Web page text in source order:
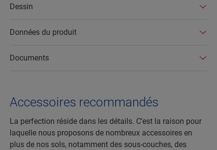
Dessin
Données du produit
Documents
Accessoires recommandés
La perfection réside dans les détails. C’est la raison pour
laquelle nous proposons de nombreux accessoires en
plus de nos sols, notamment des sous-couches, des